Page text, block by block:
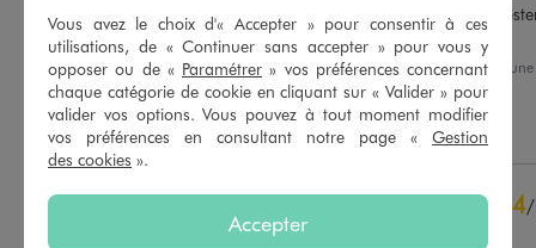
Basé sur 220 avis soumis à un
contrôle
Voir tous les avis sur ce site
5étoiles
0
Bonne qualité. Les pieds
Je recommande
Avis du07/08/2026 , suite à
25/07/2026 par
Utile(0) Signaler
4/
Vous avez le choix d'« Accepter » pour consentir à ces
utilisations, de « Continuer sans accepter » pour vous y
opposer ou de « Paramétrer » vos préférences concernant
chaque catégorie de cookie en cliquant sur « Valider » pour
valider vos options. Vous pouvez à tout moment modifier
vos préférences en consultant notre page « Gestion
des cookies ».
Accepter